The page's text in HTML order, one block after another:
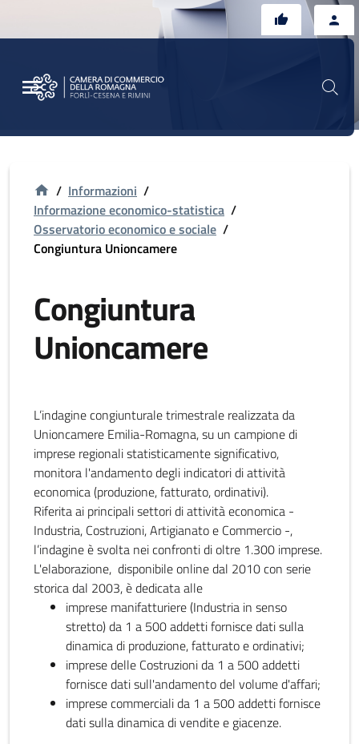
/ Informazioni /
Informazione economico-statistica /
Osservatorio economico e sociale /
Congiuntura Unioncamere
Congiuntura
Unioncamere
L’indagine congiunturale trimestrale realizzata da
Unioncamere Emilia-Romagna, su un campione di
imprese regionali statisticamente significativo,
monitora l'andamento degli indicatori di attività
economica (produzione, fatturato, ordinativi).
Riferita ai principali settori di attività economica -
Industria, Costruzioni, Artigianato e Commercio -,
l’indagine è svolta nei confronti di oltre 1.300 imprese.
L'elaborazione, disponibile online dal 2010 con serie
storica dal 2003, è dedicata alle
imprese manifatturiere (Industria in senso
stretto) da 1 a 500 addetti fornisce dati sulla
dinamica di produzione, fatturato e ordinativi;
imprese delle Costruzioni da 1 a 500 addetti
fornisce dati sull'andamento del volume d'affari;
imprese commerciali da 1 a 500 addetti fornisce
dati sulla dinamica di vendite e giacenze.